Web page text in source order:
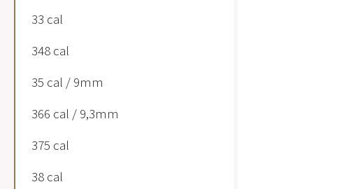
33 cal
348 cal
35 cal / 9mm
366 cal / 9,3mm
375 cal
38 cal